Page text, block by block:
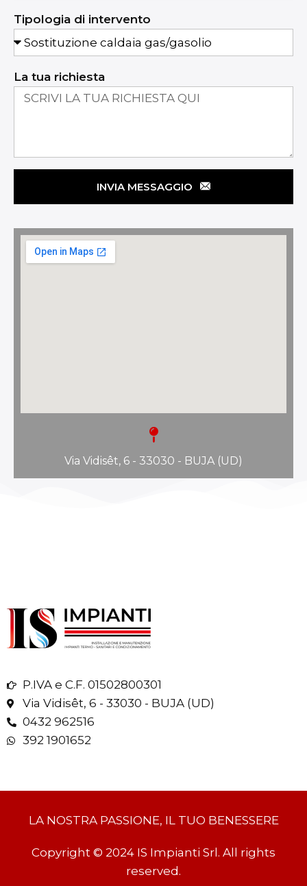
Tipologia di intervento
La tua richiesta
INVIA MESSAGGIO
Via Vidisêt, 6 - 33030 - BUJA (UD)
P.IVA e C.F. 01502800301
Via Vidisêt, 6 - 33030 - BUJA (UD)
0432 962516
392 1901652
Copyright © 2024 IS Impianti Srl. All rights
reserved.
LA NOSTRA PASSIONE, IL TUO BENESSERE